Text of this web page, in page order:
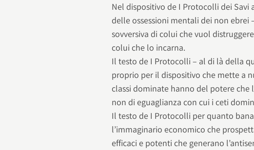
Nel dispositivo de I Protocolli dei Savi
delle ossessioni mentali dei non ebrei
sovversiva di colui che vuol
colui che lo incarna.
Il testo de I Protocolli – al di là della
proprio per il dispositivo che mette a
classi dominate hanno del potere
non di eguaglianza con cui i ceti
Il testo de I Protocolli per quanto
l’immaginario economico che
efficaci e potenti che generano